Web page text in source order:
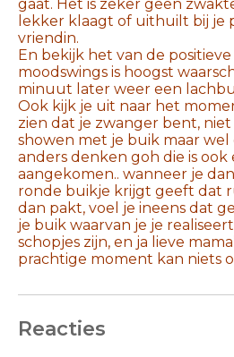
gaat. Het is zeker geen
lekker klaagt of uithuilt bij je
vriendin.
En bekijk het van de
moodswings is hoogst
minuut later weer een
Ook kijk je uit naar het
zien dat je zwanger bent, niet
showen met je buik maar
anders denken goh die is ook
aangekomen.. wanneer je
ronde buikje krijgt geeft dat
dan pakt, voel je ineens dat
je buik waarvan je je
schopjes zijn, en ja lieve
prachtige moment kan niets
Reacties